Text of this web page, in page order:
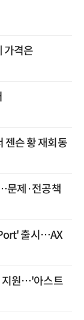
가격은
젠슨 황 재회동
문제·전공책
출시…AX
지원…'아스트